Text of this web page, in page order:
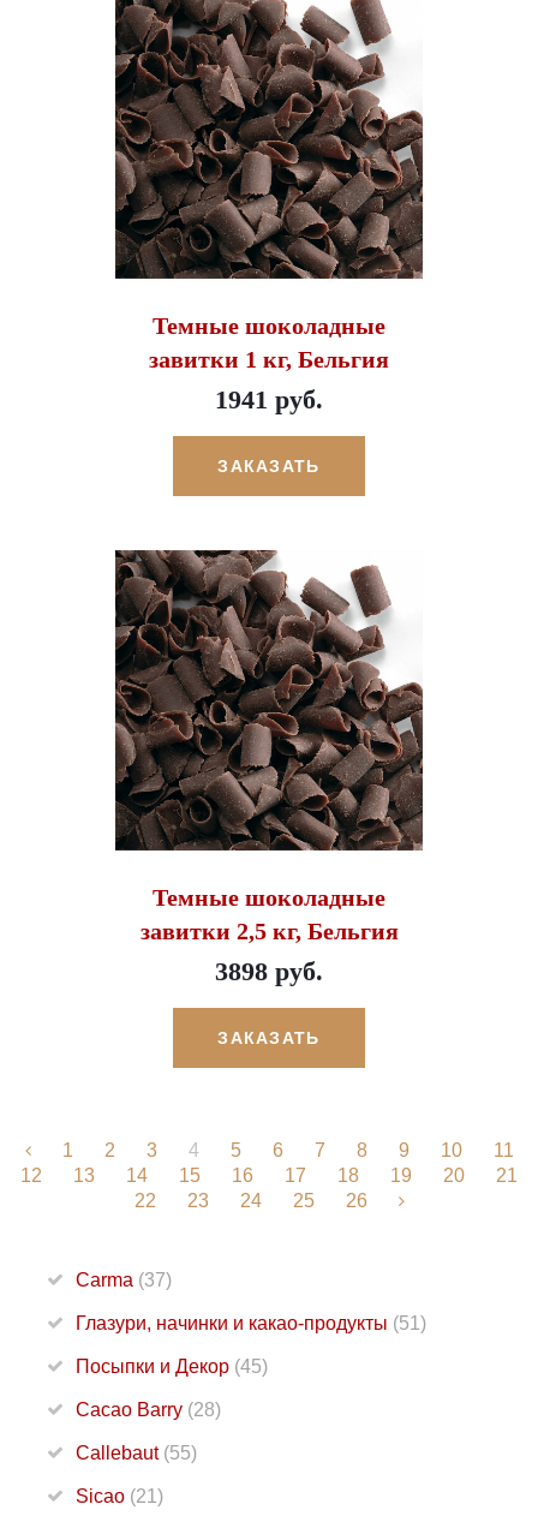
Темные шоколадные
завитки 1 кг, Бельгия
1941 руб.
ЗАКАЗАТЬ
Темные шоколадные
завитки 2,5 кг, Бельгия
3898 руб.
ЗАКАЗАТЬ
1 2 3 4 5 6 7 8 9 10
11
12
13 14 15 16 17 18 19 20
21
22
23 24 25 26
Carma (37)
Глазури, начинки и какао-продукты (51)
Посыпки и Декор (45)
Cacao Barry (28)
Callebaut (55)
Sicao (21)